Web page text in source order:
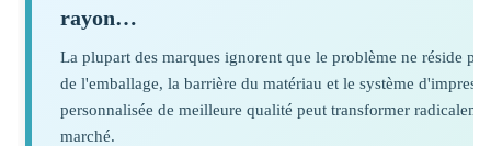
rayon…
La plupart des marques ignorent que le problème ne réside
de l'emballage, la barrière du matériau et le système
personnalisée de meilleure qualité peut transformer
marché.